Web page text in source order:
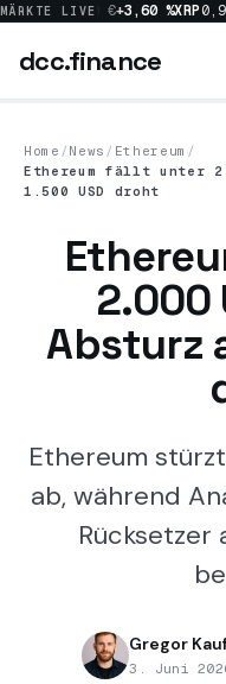
MÄRKTE LIVE
%SOL66,00 € +3,60 % XRP
dcc.finance
Home / News / Ethereum /
Ethereum fällt unter
1.500 USD droht
2.000
Absturz
Ethereum
ab, während
Rücksetzer
Gregor
3. Juni
dcc.finance
Coins Übersicht
News
Prognosen